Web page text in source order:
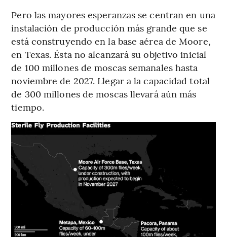
Pero las mayores esperanzas se centran en una
instalación de producción más grande que se
está construyendo en la base aérea de Moore,
en Texas. Ésta no alcanzará su objetivo inicial
de 100 millones de moscas semanales hasta
noviembre de 2027. Llegar a la capacidad total
de 300 millones de moscas llevará aún más
tiempo.